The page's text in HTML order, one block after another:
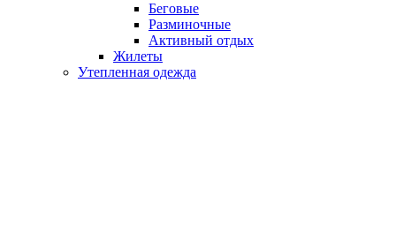
Беговые
Разминочные
Активный отдых
Жилеты
Утепленная одежда